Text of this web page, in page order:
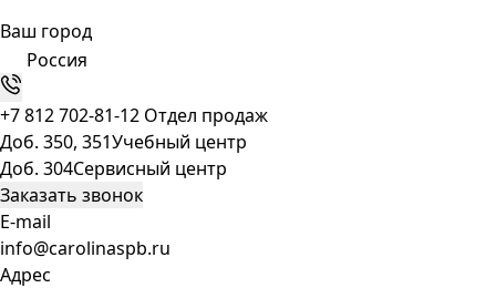
Ваш город
Россия
+7 812 702-81-12 Отдел продаж
Доб. 350, 351Учебный центр
Доб. 304Сервисный центр
Заказать звонок
E-mail
info@carolinaspb.ru
Адрес